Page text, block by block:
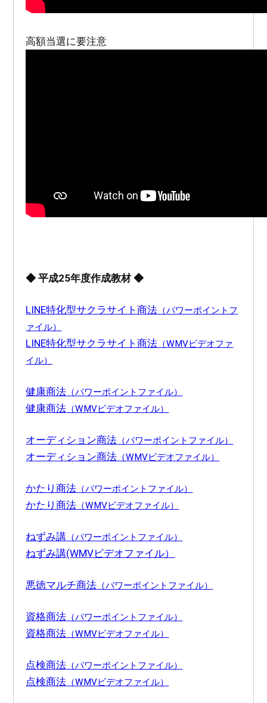
高額当選に要注意
◆ 平成25年度作成教材 ◆
LINE特化型サクラサイト商法 （パワーポイントフ
ァイル）
LINE特化型サクラサイト商法 （WMVビデオファ
イル）
健康商法 （パワーポイントファイル）
健康商法 （WMVビデオファイル）
オーディション商法 （パワーポイントファイル）
オーディション商法 （WMVビデオファイル）
かたり商法 （パワーポイントファイル）
かたり商法 （WMVビデオファイル）
ねずみ講 （パワーポイントファイル）
ねずみ講(WMVビデオファイル）
悪徳マルチ商法 （パワーポイントファイル）
資格商法 （パワーポイントファイル）
資格商法 （WMVビデオファイル）
点検商法 （パワーポイントファイル）
点検商法 （WMVビデオファイル）